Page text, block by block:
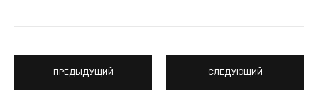
ПРЕДЫДУЩИЙ СЛЕДУЮЩИЙ